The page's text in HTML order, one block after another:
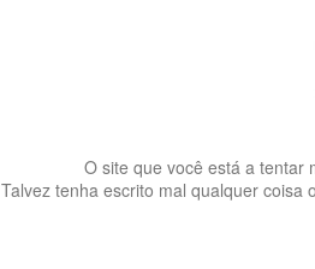
O site que você está a tentar
Talvez tenha escrito mal qualquer coisa